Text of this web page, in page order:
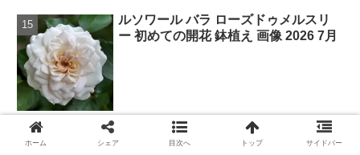
ルソワール バラ ローズドゥメルスリ
ー 初めての開花 鉢植え 画像 2026 7月
ロサオリエンティス 新品種 2025 秋 バ
ラの家 タイプ0
ホーム シェア 目次へ トップ サイドバー